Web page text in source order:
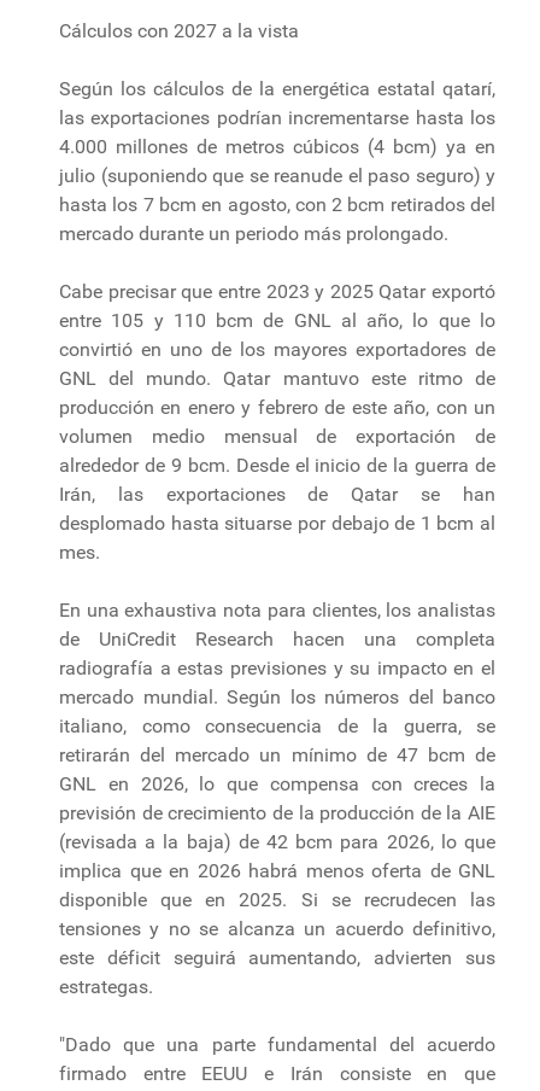
Cálculos con 2027 a la vista
Según los cálculos de la energética estatal qatarí,
las exportaciones podrían incrementarse hasta los
4.000 millones de metros cúbicos (4 bcm) ya en
julio (suponiendo que se reanude el paso seguro) y
hasta los 7 bcm en agosto, con 2 bcm retirados del
mercado durante un periodo más prolongado.
Cabe precisar que entre 2023 y 2025 Qatar exportó
entre 105 y 110 bcm de GNL al año, lo que lo
convirtió en uno de los mayores exportadores de
GNL del mundo. Qatar mantuvo este ritmo de
producción en enero y febrero de este año, con un
volumen medio mensual de exportación de
alrededor de 9 bcm. Desde el inicio de la guerra de
Irán, las exportaciones de Qatar se han
desplomado hasta situarse por debajo de 1 bcm al
mes.
En una exhaustiva nota para clientes, los analistas
de UniCredit Research hacen una completa
radiografía a estas previsiones y su impacto en el
mercado mundial. Según los números del banco
italiano, como consecuencia de la guerra, se
retirarán del mercado un mínimo de 47 bcm de
GNL en 2026, lo que compensa con creces la
previsión de crecimiento de la producción de la AIE
(revisada a la baja) de 42 bcm para 2026, lo que
implica que en 2026 habrá menos oferta de GNL
disponible que en 2025. Si se recrudecen las
tensiones y no se alcanza un acuerdo definitivo,
este déficit seguirá aumentando, advierten sus
estrategas.
"Dado que una parte fundamental del acuerdo
firmado entre EEUU e Irán consiste en que